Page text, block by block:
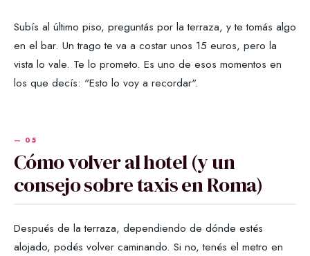
Subís al último piso, preguntás por la terraza, y te tomás algo
en el bar. Un trago te va a costar unos 15 euros, pero la
vista lo vale. Te lo prometo. Es uno de esos momentos en
los que decís: "Esto lo voy a recordar".
Cómo volver al hotel (y un
consejo sobre taxis en Roma)
Después de la terraza, dependiendo de dónde estés
alojado, podés volver caminando. Si no, tenés el metro en